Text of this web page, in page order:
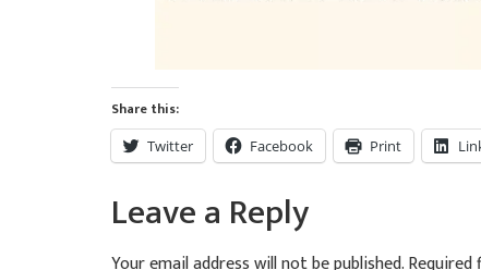
Share this:
Twitter Facebook Print
Leave a Reply